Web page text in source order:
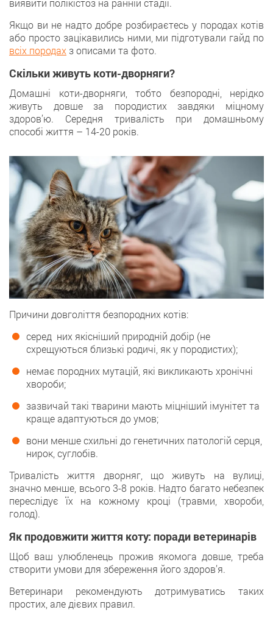
Якщо ви не надто добре розбираєтесь у породах котів
або просто зацікавились ними, ми підготували гайд по
всіх породах з описами та фото.
Скільки живуть коти-дворняги?
Домашні коти-дворняги, тобто безпородні, нерідко
живуть довше за породистих завдяки міцному
здоров’ю. Середня тривалість при домашньому
способі життя – 14-20 років.
Причини довголіття безпородних котів:
серед них якісніший природній добір (не
схрещуються близькі родичі, як у породистих);
немає породних мутацій, які викликають хронічні
хвороби;
зазвичай такі тварини мають міцніший імунітет та
краще адаптуються до умов;
вони менше схильні до генетичних патологій серця,
нирок, суглобів.
Тривалість життя дворняг, що живуть на вулиці,
значно менше, всього 3-8 років. Надто багато небезпек
переслідує їх на кожному кроці (травми, хвороби,
голод).
Як продовжити життя коту: поради ветеринарів
Щоб ваш улюбленець прожив якомога довше, треба
створити умови для збереження його здоров’я.
Ветеринари рекомендують дотримуватись таких
простих, але дієвих правил.